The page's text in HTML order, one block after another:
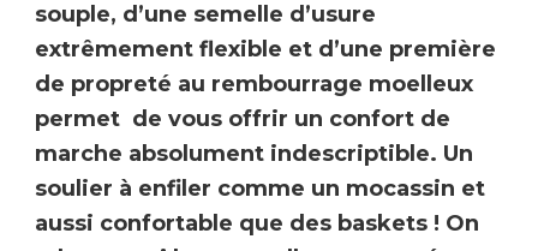
souple, d’une semelle d’usure
extrêmement flexible et d’une première
de propreté au rembourrage moelleux
permet de vous offrir un confort de
marche absolument indescriptible. Un
soulier à enfiler comme un mocassin et
aussi confortable que des baskets ! On